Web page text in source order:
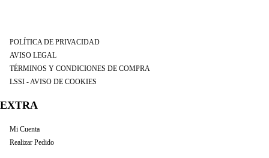
POLÍTICA DE PRIVACIDAD
AVISO LEGAL
TÉRMINOS Y CONDICIONES DE COMPRA
LSSI - AVISO DE COOKIES
EXTRA
Mi Cuenta
Realizar Pedido